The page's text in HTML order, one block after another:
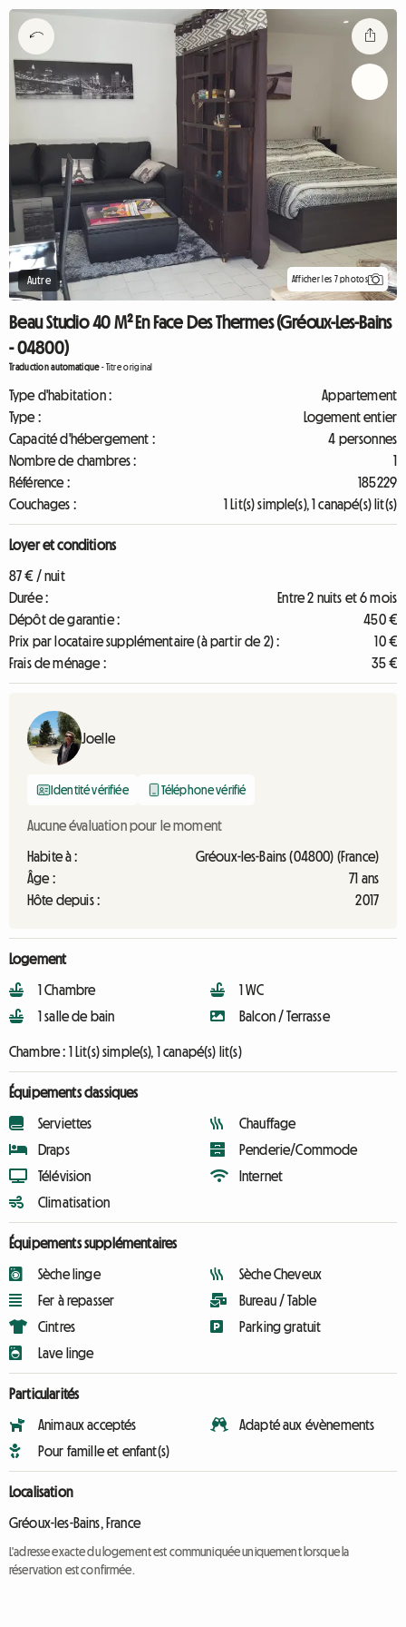
Autre Afficher les 7 photos
Beau Studio 40 M² En Face Des Thermes (Gréoux-Les-Bains
- 04800)
Traduction automatique-Titre original
Type d'habitation :
Appartement
Type :
Logement entier
Capacité d'hébergement :
4 personnes
Nombre de chambres :
1
Référence :
185229
Couchages :
1 Lit(s) simple(s), 1 canapé(s) lit(s)
Loyer et conditions
87 € / nuit
Durée :
Entre 2 nuits et 6 mois
Dépôt de garantie :
450 €
Prix par locataire supplémentaire (à partir de 2) :
10 €
Frais de ménage :
35 €
Joelle
Identité vérifiée Téléphone vérifié
Aucune évaluation pour le moment
Habite à :
Gréoux-les-Bains (04800) (France)
Âge :
71 ans
Hôte depuis :
2017
Logement
1 Chambre
1 salle de bain
1 WC
Balcon / Terrasse
Chambre : 1 Lit(s) simple(s), 1 canapé(s) lit(s)
Équipements classiques
Serviettes
Draps
Télévision
Climatisation
Chauffage
Penderie/Commode
Internet
Équipements supplémentaires
Sèche linge
Fer à repasser
Cintres
Lave linge
Sèche Cheveux
Bureau / Table
Parking gratuit
Particularités
Animaux acceptés
Pour famille et enfant(s)
Adapté aux évènements
Localisation
Gréoux-les-Bains, France
L'adresse exacte du logement est communiquée uniquement lorsque la
réservation est confirmée.